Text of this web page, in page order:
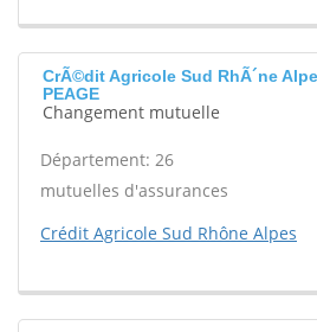
CrÃ©dit Agricole Sud RhÃ´ne
PEAGE
Changement mutuelle
Département: 26
mutuelles d'assurances
Crédit Agricole Sud Rhône Alpes